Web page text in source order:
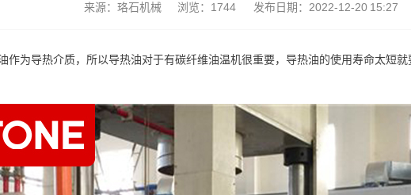
来源：珞石机械 浏览：1744 发布日期：2022-12-20 15:27
作为导热介质，所以导热油对于有碳纤维油温机很重要，导热油的使用寿命太短